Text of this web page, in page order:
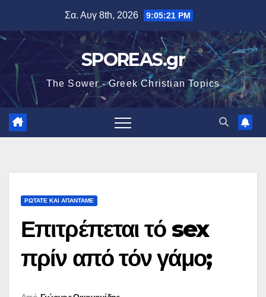
περιεχόμενο
Σα. Αυγ 8th, 2026 9:05:22 PM
SPOREAS.gr
The Sower - Greek Christian Topics
ΡΩΤΑΤΕ ΚΑΙ ΑΠΑΝΤΑΜΕ
Επιτρέπεται τό sex
πρίν από τόν γάμο;